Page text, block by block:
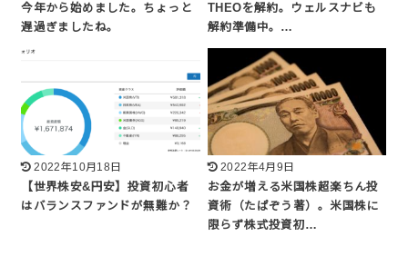
今年から始めました。ちょっと
遅過ぎましたね。
THEOを解約。ウェルスナビも
解約準備中。…
2022年10月18日
【世界株安&円安】投資初心者
はバランスファンドが無難か？
2022年4月9日
お金が増える米国株超楽ちん投
資術（たぱぞう著）。米国株に
限らず株式投資初…